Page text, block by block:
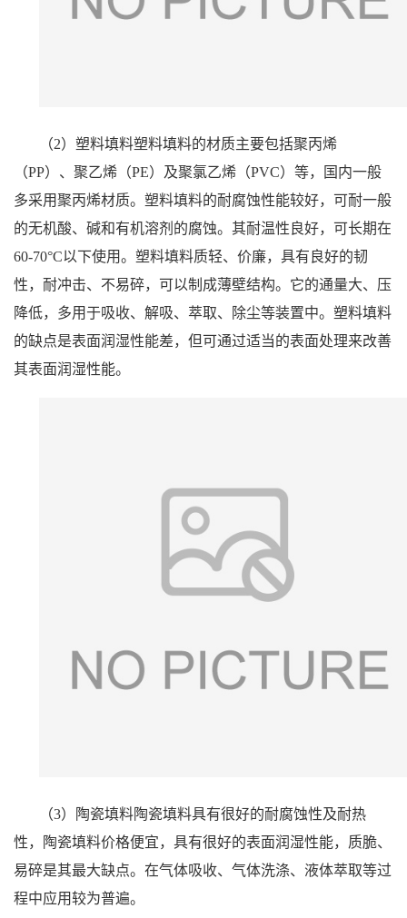
（2）塑料填料塑料填料的材质主要包括聚丙烯
（PP）、聚乙烯（PE）及聚氯乙烯（PVC）等，国内一般
多采用聚丙烯材质。塑料填料的耐腐蚀性能较好，可耐一般
的无机酸、碱和有机溶剂的腐蚀。其耐温性良好，可长期在
60-70°C以下使用。塑料填料质轻、价廉，具有良好的韧
性，耐冲击、不易碎，可以制成薄壁结构。它的通量大、压
降低，多用于吸收、解吸、萃取、除尘等装置中。塑料填料
的缺点是表面润湿性能差，但可通过适当的表面处理来改善
其表面润湿性能。
（3）陶瓷填料陶瓷填料具有很好的耐腐蚀性及耐热
性，陶瓷填料价格便宜，具有很好的表面润湿性能，质脆、
易碎是其最大缺点。在气体吸收、气体洗涤、液体萃取等过
程中应用较为普遍。